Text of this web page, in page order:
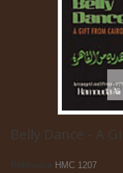
Belly Dance - A
Référence
HMC 1207